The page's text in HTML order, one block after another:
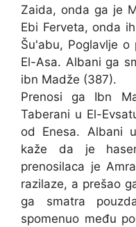
Zaida, onda ga je
Ebi Ferveta, onda
Šu'abu, Poglavlje
El-Asa. Albani ga
ibn Madže (387).
Prenosi ga Ibn
Taberani u El-
od Enesa. Albani
kaže da je
prenosilaca je
razilaze, a prešao
ga smatra
spomenuo među